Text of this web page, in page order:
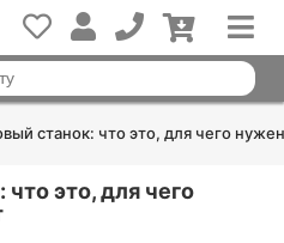
станок: что это, для чего
это, для чего